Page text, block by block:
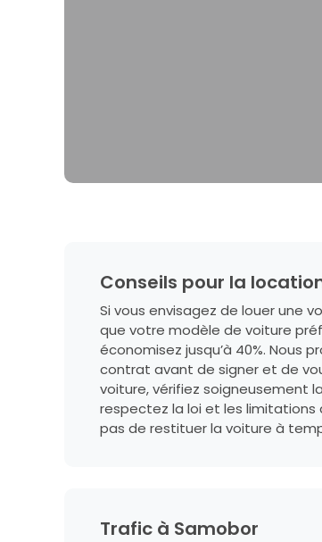
Conseils pour la
Si vous envisagez de louer une
que votre modèle de voiture
économisez jusqu’à 40%. Nous
contrat avant de signer et de
voiture, vérifiez soigneusement
respectez la loi et les limitations
pas de restituer la voiture à
Trafic à Samobor